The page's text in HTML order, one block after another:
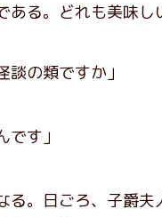
ある。どれも美味
談の類ですか」
す」
。日ごろ、子爵